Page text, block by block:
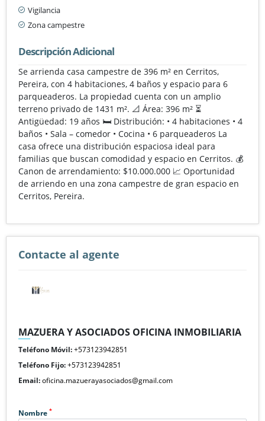
Vigilancia
Zona campestre
Descripción Adicional
Se arrienda casa campestre de 396 m² en Cerritos,
Pereira, con 4 habitaciones, 4 baños y espacio para 6
parqueaderos. La propiedad cuenta con un amplio
terreno privado de 1431 m². 📐 Área: 396 m² ⏳
Antigüedad: 19 años 🛏️ Distribución: • 4 habitaciones • 4
baños • Sala – comedor • Cocina • 6 parqueaderos La
casa ofrece una distribución espaciosa ideal para
familias que buscan comodidad y espacio en Cerritos. 💰
Canon de arrendamiento: $10.000.000 📈 Oportunidad
de arriendo en una zona campestre de gran espacio en
Cerritos, Pereira.
Contacte al agente
MAZUERA Y ASOCIADOS OFICINA INMOBILIARIA
Teléfono Móvil:+573123942851
Teléfono Fijo:+573123942851
Email:oficina.mazuerayasociados@gmail.com
Nombre *